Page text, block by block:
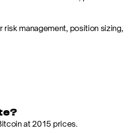
risk management, position sizing,
at 2015 prices.